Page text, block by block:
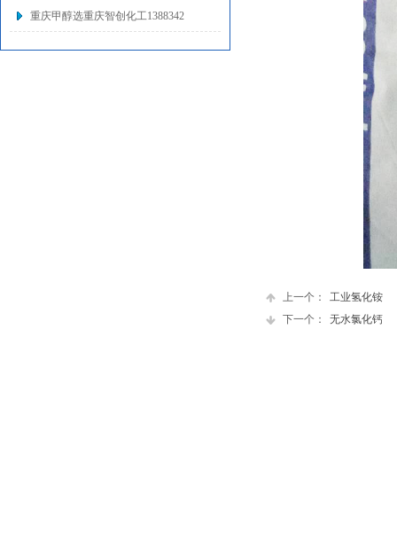
上一个：
工业氢化铵
下一个：
无水氯化钙
重庆甲醇选重庆智创化工1388342